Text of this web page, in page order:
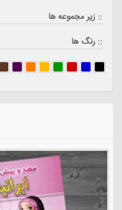
:: زیر مجموعه ها
:: رنگ ها